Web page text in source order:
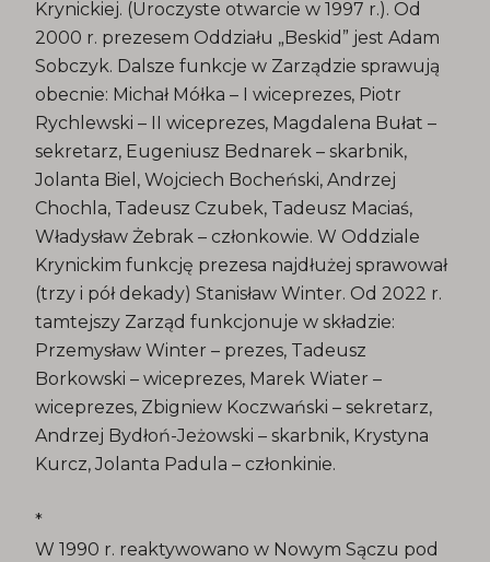
Krynickiej. (Uroczyste otwarcie w 1997 r.). Od
2000 r. prezesem Oddziału „Beskid” jest Adam
Sobczyk. Dalsze funkcje w Zarządzie sprawują
obecnie: Michał Mółka – I wiceprezes, Piotr
Rychlewski – II wiceprezes, Magdalena Bułat –
sekretarz, Eugeniusz Bednarek – skarbnik,
Jolanta Biel, Wojciech Bocheński, Andrzej
Chochla, Tadeusz Czubek, Tadeusz Maciaś,
Władysław Żebrak – członkowie. W Oddziale
Krynickim funkcję prezesa najdłużej sprawował
(trzy i pół dekady) Stanisław Winter. Od 2022 r.
tamtejszy Zarząd funkcjonuje w składzie:
Przemysław Winter – prezes, Tadeusz
Borkowski – wiceprezes, Marek Wiater –
wiceprezes, Zbigniew Koczwański – sekretarz,
Andrzej Bydłoń-Jeżowski – skarbnik, Krystyna
Kurcz, Jolanta Padula – członkinie.
*
W 1990 r. reaktywowano w Nowym Sączu pod